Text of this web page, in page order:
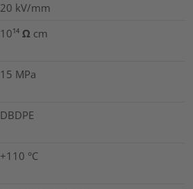
20 kV/mm
10¹⁴ Ω cm
15 MPa
DBDPE
+110 °C